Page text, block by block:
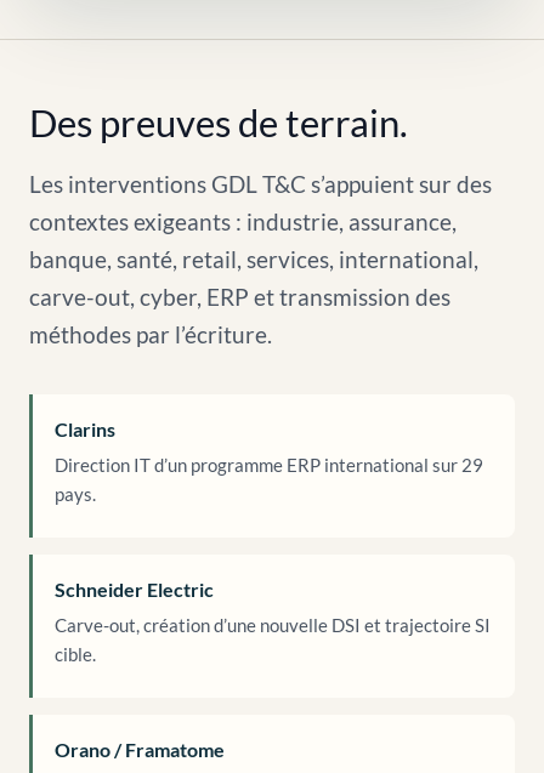
Des preuves de terrain.
Les interventions GDL T&C s’appuient sur des
contextes exigeants : industrie, assurance,
banque, santé, retail, services, international,
carve-out, cyber, ERP et transmission des
méthodes par l’écriture.
Clarins
Direction IT d’un programme ERP international sur 29
pays.
Schneider Electric
Carve-out, création d’une nouvelle DSI et trajectoire SI
cible.
Orano / Framatome